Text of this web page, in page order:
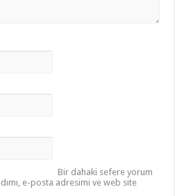
Bir dahaki sefere yorum
e-posta adresimi ve web site